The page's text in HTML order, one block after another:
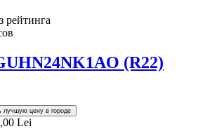
рейтинга
(R22)
лучшую цену в городе
Lei